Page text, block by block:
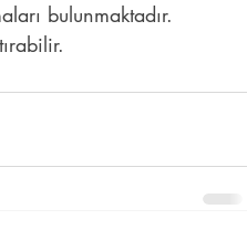
bulunmaktadır.